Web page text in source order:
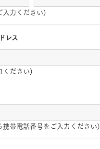
入力ください)
レス
ください)
携帯電話番号をご入力ください)